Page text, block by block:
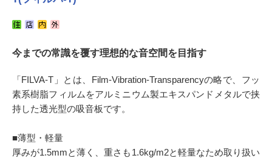
すまいリング 設計士インタビュー
Q＆A 販売・施工代理店募集
お気に入り
今までの常識を覆す理想的な音空間を目指す
「FILVA-T」とは、Film-Vibration-Transparencyの略で、フッ
素系樹脂フィルムをアルミニウム製エキスパンドメタルで挟
持した透光型の吸音板です。
■薄型・軽量
厚みが1.5mmと薄く、重さも1.6kg/m2と軽量なため取り扱い